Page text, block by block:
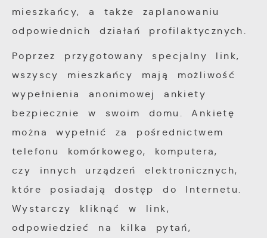
mieszkańcy, a także zaplanowaniu
odpowiednich działań profilaktycznych.
Poprzez przygotowany specjalny link,
wszyscy mieszkańcy mają możliwość
wypełnienia anonimowej ankiety
bezpiecznie w swoim domu. Ankietę
można wypełnić za pośrednictwem
telefonu komórkowego, komputera,
czy innych urządzeń elektronicznych,
które posiadają dostęp do Internetu.
Wystarczy kliknąć w link,
odpowiedzieć na kilka pytań,
partnerami oraz innych dostawców usług.
pośredników prezentujących nasze treści w
postaci wiadomości, ofert, komunikatów
mediów społecznościowych.